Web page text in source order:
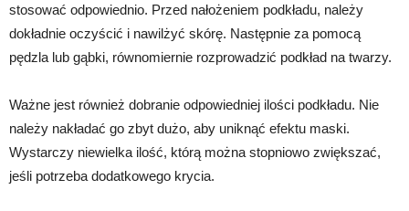
stosować odpowiednio. Przed nałożeniem podkładu, należy
dokładnie oczyścić i nawilżyć skórę. Następnie za pomocą
pędzla lub gąbki, równomiernie rozprowadzić podkład na twarzy.
Ważne jest również dobranie odpowiedniej ilości podkładu. Nie
należy nakładać go zbyt dużo, aby uniknąć efektu maski.
Wystarczy niewielka ilość, którą można stopniowo zwiększać,
jeśli potrzeba dodatkowego krycia.